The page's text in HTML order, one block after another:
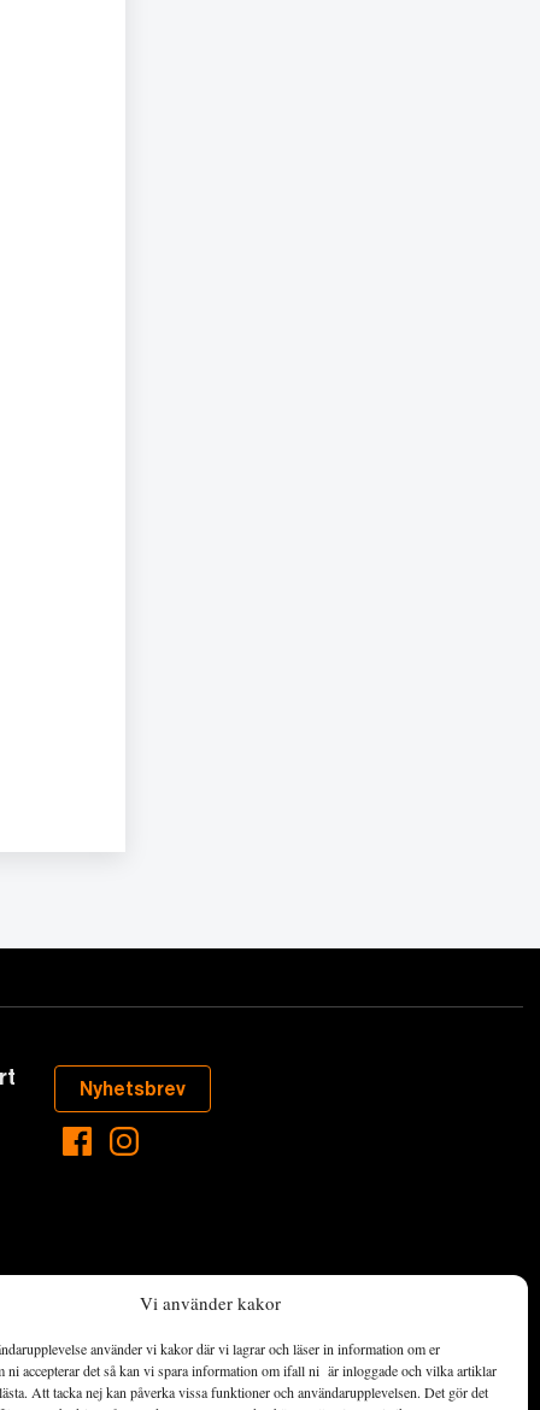
Vi använder kakor
använder vi kakor där vi lagrar och läser in information om er
ni accepterar det så kan vi spara information om ifall ni är inloggade och vilka artiklar
Att tacka nej kan påverka vissa funktioner och användarupplevelsen. Det gör det
Nyhetsbrev
som händer
ett hållbart